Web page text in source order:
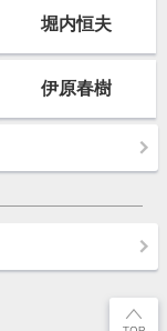
堀内恒夫
伊原春樹